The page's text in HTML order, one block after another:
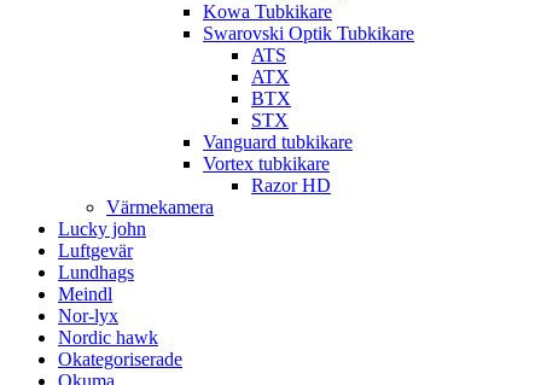
Kowa Tubkikare
Swarovski Optik Tubkikare
ATS
ATX
BTX
STX
Vanguard tubkikare
Vortex tubkikare
Razor HD
Värmekamera
Lucky john
Luftgevär
Lundhags
Meindl
Nor-lyx
Nordic hawk
Okategoriserade